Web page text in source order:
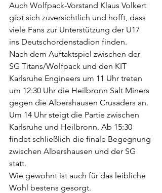
Auch Wolfpack-Vorstand Klaus Volkert
gibt sich zuversichtlich und hofft, dass
viele Fans zur Unterstützung der U17
ins Deutschordenstadion finden.
Nach dem Auftaktspiel zwischen der
SG Titans/Wolfpack und den KIT
Karlsruhe Engineers um 11 Uhr treten
um 12:30 Uhr die Heilbronn Salt Miners
gegen die Albershausen Crusaders an.
Um 14 Uhr steigt die Partie zwischen
Karlsruhe und Heilbronn. Ab 15:30
findet schließlich die finale Begegnung
zwischen Albershausen und der SG
statt.
Wie gewohnt ist auch für das leibliche
Wohl bestens gesorgt.